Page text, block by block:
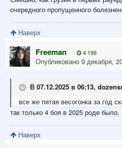
очередного пропущенного
Наверх
Freeman 4 198
Опубликовано 9 декабря,
В 07.12.2025 в 06:13,
все же пятая весогонка за год
так только 4 боя в 2025 роде было.
Наверх